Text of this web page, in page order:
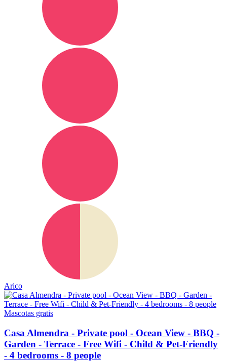
Arico
Mascotas gratis
Casa Almendra - Private pool - Ocean View - BBQ -
Garden - Terrace - Free Wifi - Child & Pet-Friendly
- 4 bedrooms - 8 people